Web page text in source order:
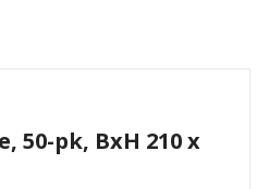
50-pk, BxH 210 x